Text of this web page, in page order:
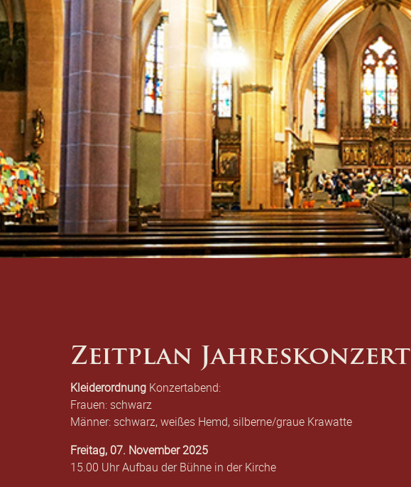
Zeitplan Jahreskonzert
Kleiderordnung Konzertabend:
Frauen: schwarz
Männer: schwarz, weißes Hemd, silberne/graue Krawatte
Freitag, 07. November 2025
15.00 Uhr Aufbau der Bühne in der Kirche